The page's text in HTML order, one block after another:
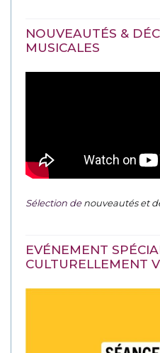
NOUVEAUTÉS &
MUSICALES
Sélection denouveautés et
EVÉNEMENT
CULTURELLEMENT